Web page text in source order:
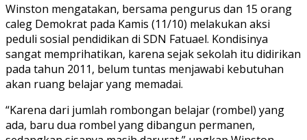
Winston mengatakan, bersama pengurus dan 15 orang
caleg Demokrat pada Kamis (11/10) melakukan aksi
peduli sosial pendidikan di SDN Fatuael. Kondisinya
sangat memprihatikan, karena sejak sekolah itu didirikan
pada tahun 2011, belum tuntas menjawabi kebutuhan
akan ruang belajar yang memadai.
“Karena dari jumlah rombongan belajar (rombel) yang
ada, baru dua rombel yang dibangun permanen,